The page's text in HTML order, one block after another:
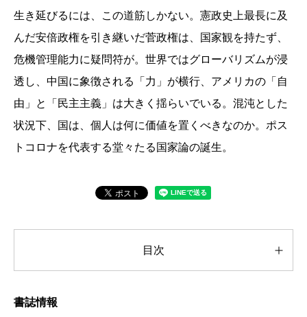
生き延びるには、この道筋しかない。憲政史上最長に及
んだ安倍政権を引き継いだ菅政権は、国家観を持たず、
危機管理能力に疑問符が。世界ではグローバリズムが浸
透し、中国に象徴される「力」が横行、アメリカの「自
由」と「民主主義」は大きく揺らいでいる。混沌とした
状況下、国は、個人は何に価値を置くべきなのか。ポス
トコロナを代表する堂々たる国家論の誕生。
目次
書誌情報